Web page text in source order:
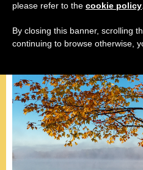
please refer to the cookie policy
By closing this banner, scrolling
continuing to browse otherwise,